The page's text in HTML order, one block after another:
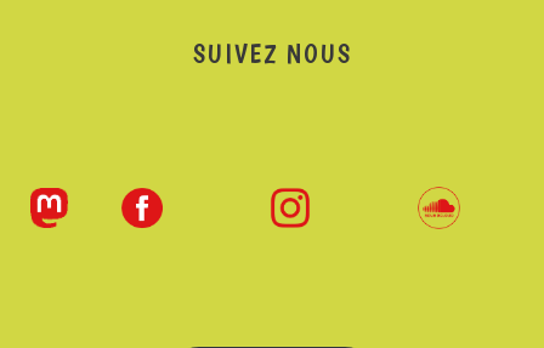
SUIVEZ NOUS